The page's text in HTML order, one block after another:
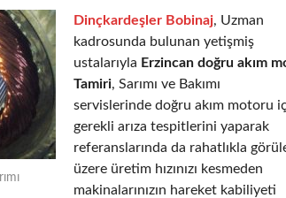
Dinçkardeşler Bobinaj, Uzman
kadrosunda bulunan yetişmiş
ustalarıyla Erzincan doğru akım
Tamiri, Sarımı ve Bakımı
servislerinde doğru akım motoru
gerekli arıza tespitlerini yaparak
referanslarında da rahatlıkla
üzere üretim hızınızı kesmeden
makinalarınızın hareket kabiliyeti